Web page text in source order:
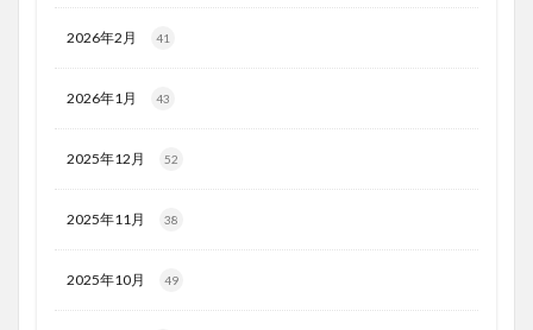
2026年2月 41
2026年1月 43
2025年12月 52
2025年11月 38
2025年10月 49